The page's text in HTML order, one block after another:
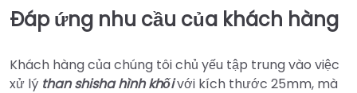
Đáp ứng nhu cầu của khách hàng
Khách hàng của chúng tôi chủ yếu tập trung vào việc
xử lý than shisha hình khốivới kích thước 25mm, mà